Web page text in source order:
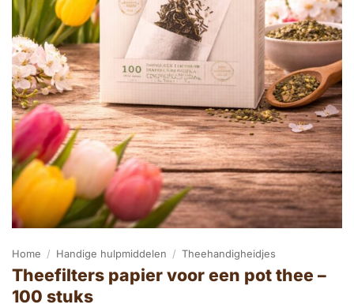
Home / Handige hulpmiddelen / Theehandigheidjes
Theefilters papier voor een pot thee –
100 stuks